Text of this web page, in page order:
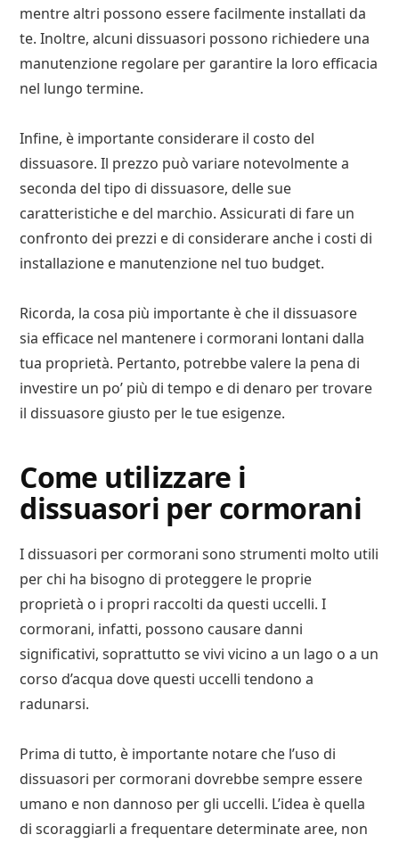
mentre altri possono essere facilmente installati da
te. Inoltre, alcuni dissuasori possono richiedere una
manutenzione regolare per garantire la loro efficacia
nel lungo termine.
Infine, è importante considerare il costo del
dissuasore. Il prezzo può variare notevolmente a
seconda del tipo di dissuasore, delle sue
caratteristiche e del marchio. Assicurati di fare un
confronto dei prezzi e di considerare anche i costi di
installazione e manutenzione nel tuo budget.
Ricorda, la cosa più importante è che il dissuasore
sia efficace nel mantenere i cormorani lontani dalla
tua proprietà. Pertanto, potrebbe valere la pena di
investire un po’ più di tempo e di denaro per trovare
il dissuasore giusto per le tue esigenze.
Come utilizzare i
dissuasori per cormorani
I dissuasori per cormorani sono strumenti molto utili
per chi ha bisogno di proteggere le proprie
proprietà o i propri raccolti da questi uccelli. I
cormorani, infatti, possono causare danni
significativi, soprattutto se vivi vicino a un lago o a un
corso d’acqua dove questi uccelli tendono a
radunarsi.
Prima di tutto, è importante notare che l’uso di
dissuasori per cormorani dovrebbe sempre essere
umano e non dannoso per gli uccelli. L’idea è quella
di scoraggiarli a frequentare determinate aree, non